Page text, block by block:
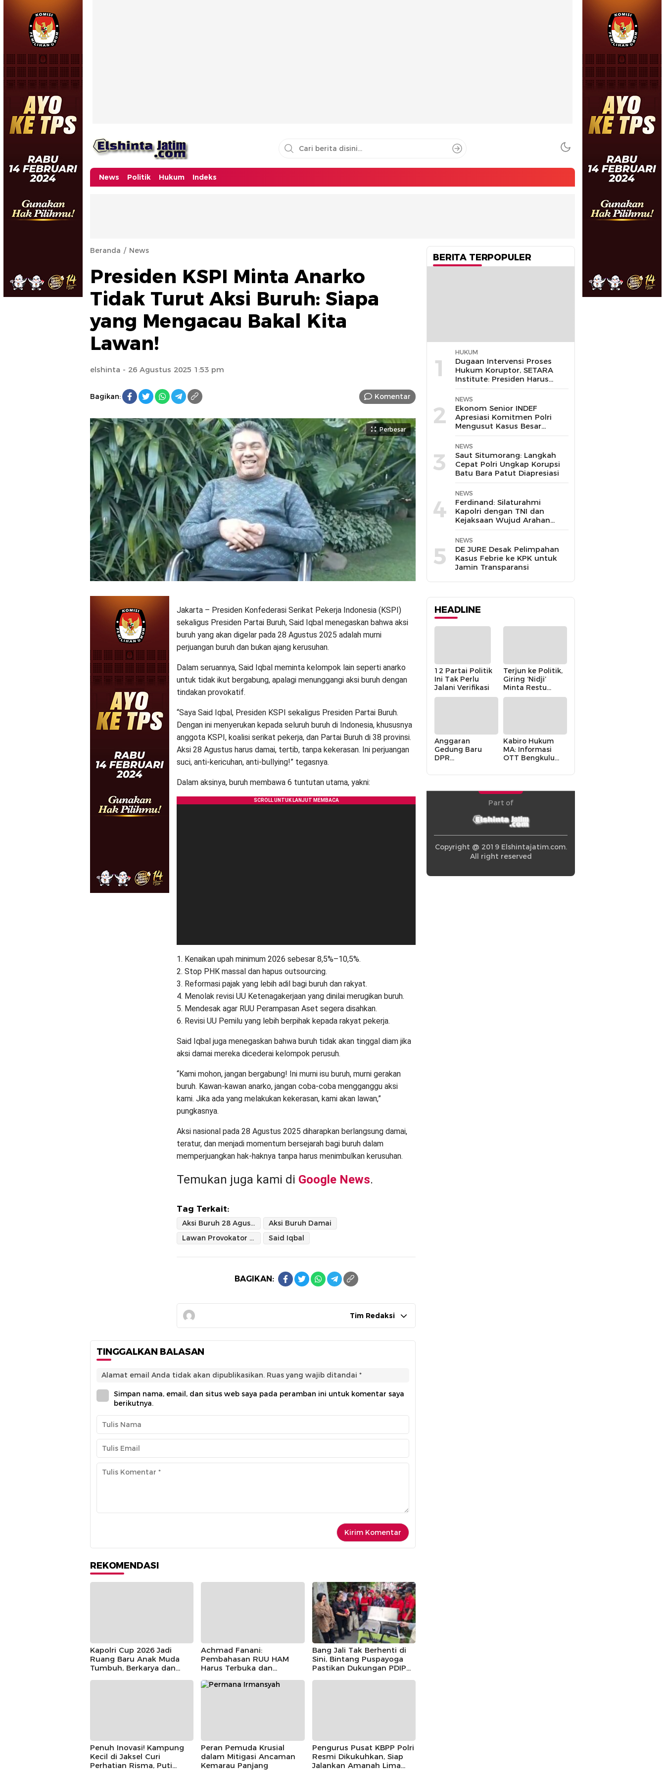
News Politik Hukum Indeks
Beranda News
Presiden KSPI Minta Anarko
Tidak Turut Aksi Buruh: Siapa
yang Mengacau Bakal Kita
Lawan!
elshinta - 26 Agustus 2025 1:53 pm
Bagikan: Komentar
Perbesar
Jakarta – Presiden Konfederasi Serikat Pekerja Indonesia (KSPI)
sekaligus Presiden Partai Buruh, Said Iqbal menegaskan bahwa aksi
buruh yang akan digelar pada 28 Agustus 2025 adalah murni
perjuangan buruh dan bukan ajang kerusuhan.
Dalam seruannya, Said Iqbal meminta kelompok lain seperti anarko
untuk tidak ikut bergabung, apalagi menunggangi aksi buruh dengan
tindakan provokatif.
“Saya Said Iqbal, Presiden KSPI sekaligus Presiden Partai Buruh.
Dengan ini menyerukan kepada seluruh buruh di Indonesia, khususnya
anggota KSPI, koalisi serikat pekerja, dan Partai Buruh di 38 provinsi.
Aksi 28 Agustus harus damai, tertib, tanpa kekerasan. Ini perjuangan
suci, anti-kericuhan, anti-bullying!” tegasnya.
Dalam aksinya, buruh membawa 6 tuntutan utama, yakni:
1. Kenaikan upah minimum 2026 sebesar 8,5%–10,5%.
2. Stop PHK massal dan hapus outsourcing.
3. Reformasi pajak yang lebih adil bagi buruh dan rakyat.
4. Menolak revisi UU Ketenagakerjaan yang dinilai merugikan buruh.
5. Mendesak agar RUU Perampasan Aset segera disahkan.
6. Revisi UU Pemilu yang lebih berpihak kepada rakyat pekerja.
Said Iqbal juga menegaskan bahwa buruh tidak akan tinggal diam jika
aksi damai mereka dicederai kelompok perusuh.
“Kami mohon, jangan bergabung! Ini murni isu buruh, murni gerakan
buruh. Kawan-kawan anarko, jangan coba-coba mengganggu aksi
kami. Jika ada yang melakukan kekerasan, kami akan lawan,”
pungkasnya.
Aksi nasional pada 28 Agustus 2025 diharapkan berlangsung damai,
teratur, dan menjadi momentum bersejarah bagi buruh dalam
memperjuangkan hak-haknya tanpa harus menimbulkan kerusuhan.
Temukan juga kami di Google News.
Tag Terkait:
Aksi Buruh 28 Agustus
Aksi Buruh Damai
Lawan Provokator dan Anarko
Said Iqbal
BAGIKAN:
Tim Redaksi
TINGGALKAN BALASAN
Alamat email Anda tidak akan dipublikasikan. Ruas yang wajib ditandai *
Simpan nama, email, dan situs web saya pada peramban ini untuk komentar saya
berikutnya.
REKOMENDASI
Kapolri Cup 2026 Jadi
Ruang Baru Anak Muda
Tumbuh, Berkarya dan
Achmad Fanani:
Pembahasan RUU HAM
Harus Terbuka dan
Bang Jali Tak Berhenti di
Sini, Bintang Puspayoga
Pastikan Dukungan PDIP
Penuh Inovasi! Kampung
Kecil di Jaksel Curi
Perhatian Risma, Puti
Peran Pemuda Krusial
dalam Mitigasi Ancaman
Kemarau Panjang
Pengurus Pusat KBPP Polri
Resmi Dikukuhkan, Siap
Jalankan Amanah Lima
BERITA TERPOPULER
1
HUKUM
Dugaan Intervensi Proses
Hukum Koruptor, SETARA
Institute: Presiden Harus
Pastikan TNI Tak
Disalahgunakan
2
NEWS
Ekonom Senior INDEF
Apresiasi Komitmen Polri
Mengusut Kasus Besar
hingga Tuntas
3
NEWS
Saut Situmorang: Langkah
Cepat Polri Ungkap Korupsi
Batu Bara Patut Diapresiasi
4
NEWS
Ferdinand: Silaturahmi
Kapolri dengan TNI dan
Kejaksaan Wujud Arahan
Presiden Prabowo
5
NEWS
DE JURE Desak Pelimpahan
Kasus Febrie ke KPK untuk
Jamin Transparansi
HEADLINE
12 Partai Politik
Ini Tak Perlu
Jalani Verifikasi
Terjun ke Politik,
Giring ‘Nidji’
Minta Restu
Keluarga
Anggaran
Gedung Baru
DPR
Cair karena
Budi” Pemerintah
Kabiro Hukum
MA: Informasi
OTT Bengkulu
Internal MA
Part of
Copyright @ 2019 Elshintajatim.com.
All right reserved